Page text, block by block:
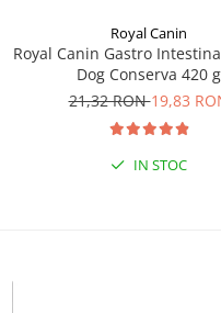
Royal Canin
Royal Canin Gastro
Dog Conserva 420 g
21,32 RON19,83
IN STOC